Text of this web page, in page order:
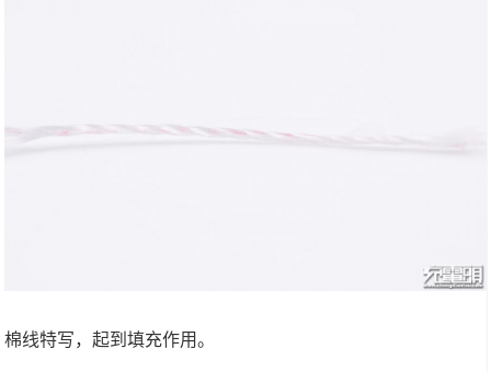
棉线特写，起到填充作用。